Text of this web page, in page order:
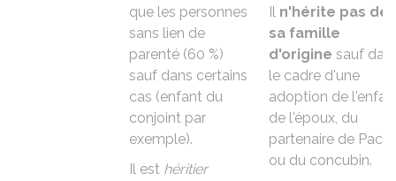
que les personnes
sans lien de
parenté (60 %)
sauf dans certains
cas (enfant du
conjoint par
exemple).
Il est héritier
Il n'hérite pas de
sa famille
d'origine sauf
le cadre d'une
adoption de
de l'époux, du
partenaire de Pacs
ou du concubin.